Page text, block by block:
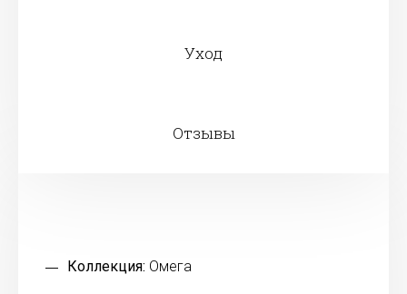
Уход
Отзывы
Коллекция: Омега